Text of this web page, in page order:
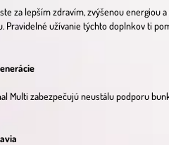
za lepším zdravím, zvýšenou
Pravidelné užívanie týchto doplnkov ti
Multi zabezpečujú neustálu podporu